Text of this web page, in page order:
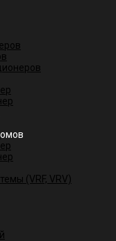
(VRF, VRV)